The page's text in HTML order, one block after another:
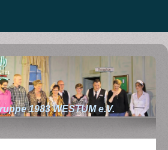
1983 WESTUM e.V.